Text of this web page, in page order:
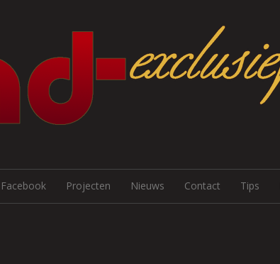
Skip to content
Facebook Projecten Nieuws Contact Tips